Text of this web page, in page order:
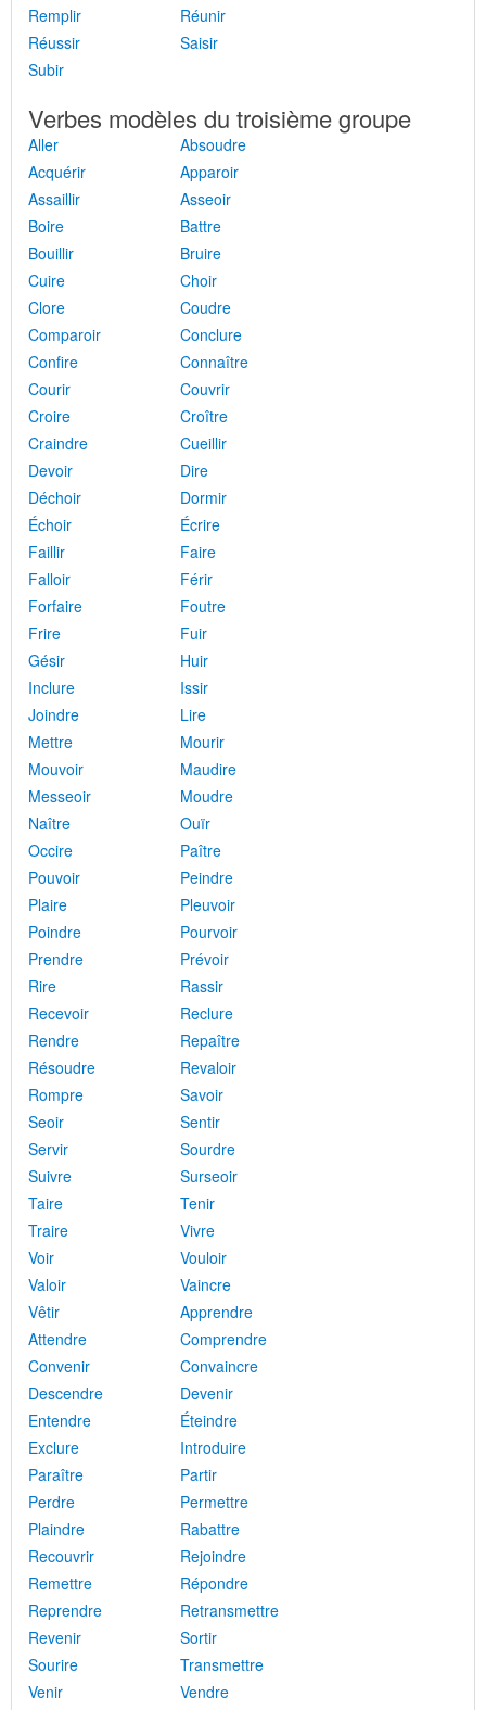
Remplir
Réunir
Réussir
Saisir
Subir
Verbes modèles du troisième groupe
Aller
Absoudre
Acquérir
Apparoir
Assaillir
Asseoir
Boire
Battre
Bouillir
Bruire
Cuire
Choir
Clore
Coudre
Comparoir
Conclure
Confire
Connaître
Courir
Couvrir
Croire
Croître
Craindre
Cueillir
Devoir
Dire
Déchoir
Dormir
Échoir
Écrire
Faillir
Faire
Falloir
Férir
Forfaire
Foutre
Frire
Fuir
Gésir
Huir
Inclure
Issir
Joindre
Lire
Mettre
Mourir
Mouvoir
Maudire
Messeoir
Moudre
Naître
Ouïr
Occire
Paître
Pouvoir
Peindre
Plaire
Pleuvoir
Poindre
Pourvoir
Prendre
Prévoir
Rire
Rassir
Recevoir
Reclure
Rendre
Repaître
Résoudre
Revaloir
Rompre
Savoir
Seoir
Sentir
Servir
Sourdre
Suivre
Surseoir
Taire
Tenir
Traire
Vivre
Voir
Vouloir
Valoir
Vaincre
Vêtir
Apprendre
Attendre
Comprendre
Convenir
Convaincre
Descendre
Devenir
Entendre
Éteindre
Exclure
Introduire
Paraître
Partir
Perdre
Permettre
Plaindre
Rabattre
Recouvrir
Rejoindre
Remettre
Répondre
Reprendre
Retransmettre
Revenir
Sortir
Sourire
Transmettre
Venir
Vendre